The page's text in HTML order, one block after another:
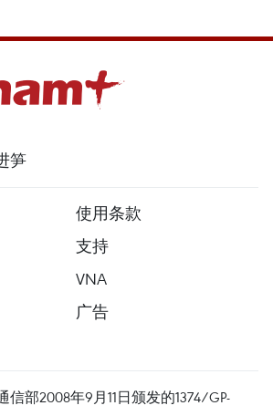
笋
使用条款
支持
VNA
广告
部2008年9月11日颁发的1374/GP-